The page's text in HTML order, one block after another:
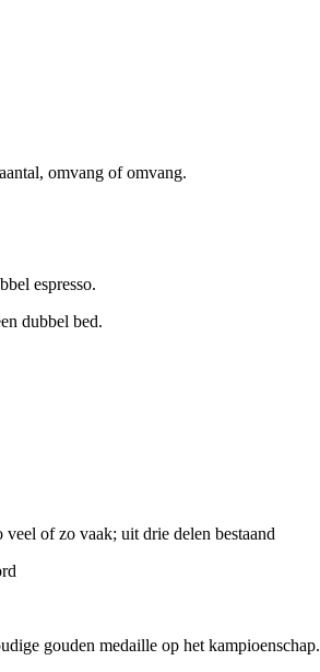
omvang of omvang.
espresso.
dubbel bed.
veel of zo vaak; uit drie delen bestaand
gouden medaille op het kampioenschap.